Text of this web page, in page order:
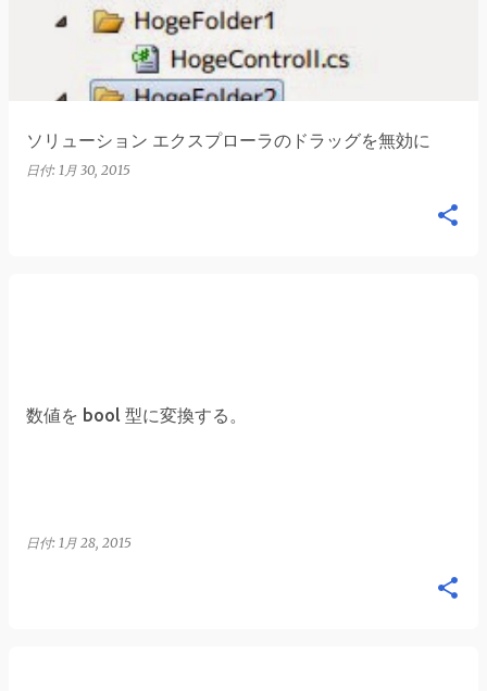
ソリューション エクスプローラのドラッグを無効に
日付: 1月 30, 2015
数値を bool 型に変換する。
日付: 1月 28, 2015